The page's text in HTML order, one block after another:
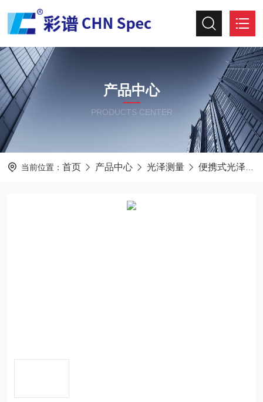
产品中心
PRODUCTS CENTER
当前位置： 首页 产品中心 光泽测量 便携式光泽度仪